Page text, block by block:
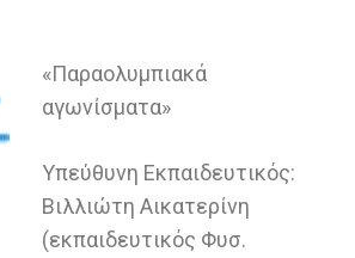
«Παραολυμπιακά
αγωνίσματα»
Υπεύθυνη Εκπαιδευτικός:
Βιλλιώτη Αικατερίνη
(εκπαιδευτικός Φυσ.